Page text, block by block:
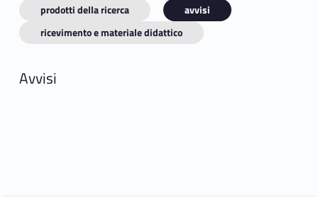
prodotti della ricerca
avvisi
ricevimento e materiale didattico
Avvisi